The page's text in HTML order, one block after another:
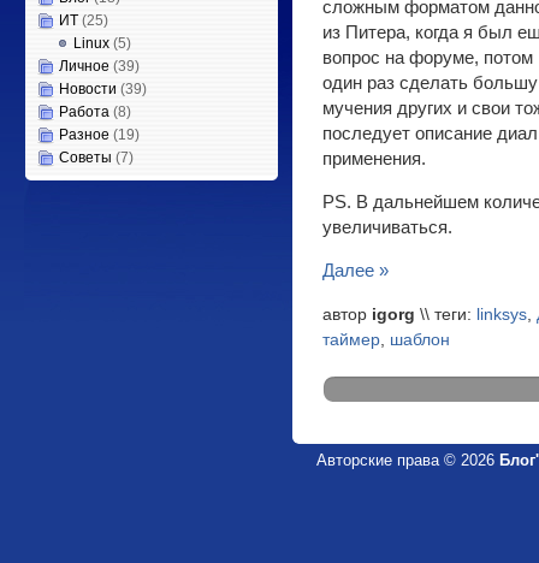
ИТ (25)
Linux (5)
Личное (39)
Новости (39)
Работа (8)
Разное (19)
Советы (7)
сложным форматом
из Питера, когда я был
вопрос на форуме,
один раз сделать
мучения других и свои
последует описание
применения.
PS. В дальнейшем
увеличиваться.
Далее »
автор igorg \\ теги: linksys,
таймер, шаблон
Авторские права © 2026